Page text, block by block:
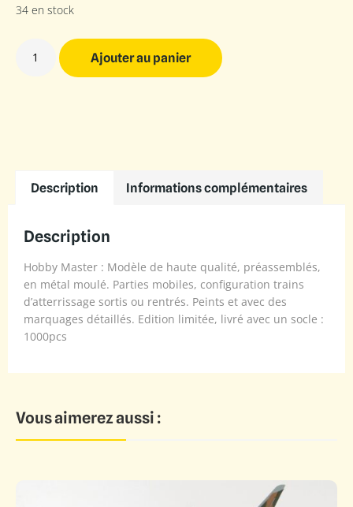
34 en stock
Ajouter au panier
Description Informations complémentaires
Description
Hobby Master : Modèle de haute qualité, préassemblés,
en métal moulé. Parties mobiles, configuration trains
d’atterrissage sortis ou rentrés. Peints et avec des
marquages détaillés. Edition limitée, livré avec un socle :
1000pcs
Vous aimerez aussi :